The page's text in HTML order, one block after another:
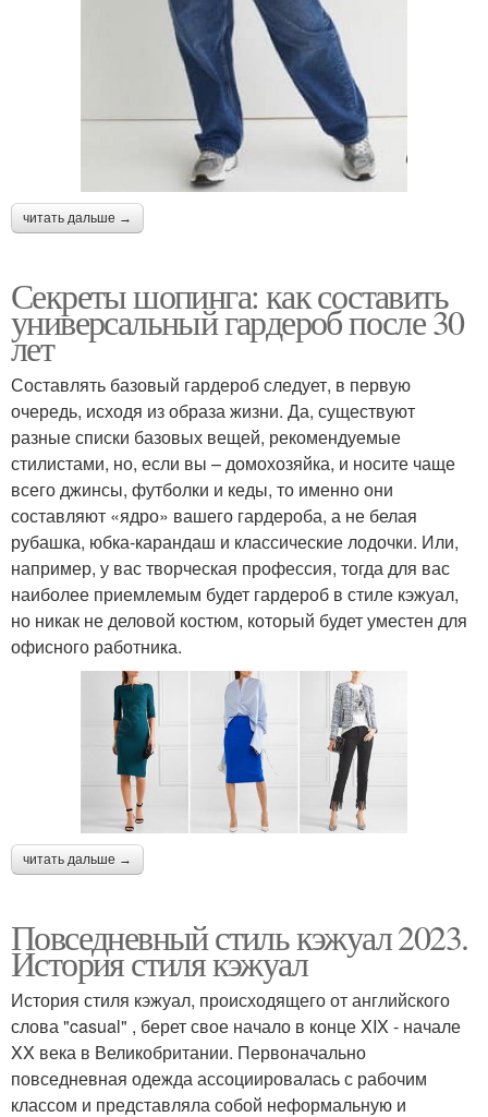
читать дальше →
Секреты шопинга: как составить
универсальный гардероб после 30
лет
Составлять базовый гардероб следует, в первую
очередь, исходя из образа жизни. Да, существуют
разные списки базовых вещей, рекомендуемые
стилистами, но, если вы – домохозяйка, и носите чаще
всего джинсы, футболки и кеды, то именно они
составляют «ядро» вашего гардероба, а не белая
рубашка, юбка-карандаш и классические лодочки. Или,
например, у вас творческая профессия, тогда для вас
наиболее приемлемым будет гардероб в стиле кэжуал,
но никак не деловой костюм, который будет уместен для
офисного работника.
читать дальше →
Повседневный стиль кэжуал 2023.
История стиля кэжуал
История стиля кэжуал, происходящего от английского
слова "casual" , берет свое начало в конце XIX - начале
XX века в Великобритании. Первоначально
повседневная одежда ассоциировалась с рабочим
классом и представляла собой неформальную и